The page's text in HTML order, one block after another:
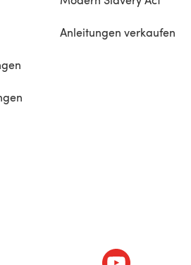
Anleitungen verkaufen
in einem neuen Tab)(öffnet sich in